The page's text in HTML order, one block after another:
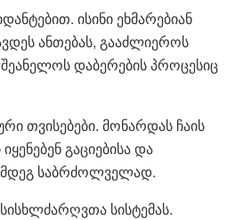
ისინი ეხმარებიან
ანთებას, გააძლიეროს
შეანელოს დაბერების პროცესიც
თვისებები. მონარდას ჩაის
გაციებისა და
საბრძოლველად.
სისტემას.